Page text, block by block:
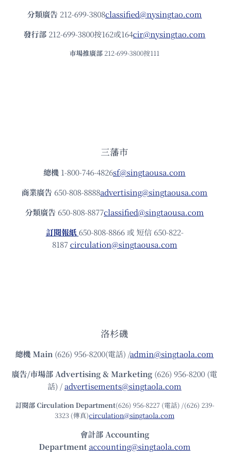
分類廣告 212-699-3808classified@nysingtao.com
發⾏部 212-699-3800按162或164cir@nysingtao.com
市場推廣部 212-699-3800按111
三藩市
總機 1-800-746-4826sf@singtaousa.com
商業廣告 650-808-8888advertising@singtaousa.com
分類廣告 650-808-8877classified@singtaousa.com
訂閱報紙 650-808-8866 或 短信 650-822-
8187circulation@singtaousa.com
洛杉磯
總機Main (626) 956-8200(電話) /admin@singtaola.com
廣告/市場部Advertising & Marketing (626) 956-8200 (電
話) /advertisements@singtaola.com
訂閱部 Circulation Department(626) 956-8227 (電話) /(626) 239-
3323 (傳真)circulation@singtaola.com
會計部 Accounting
Department accounting@singtaola.com